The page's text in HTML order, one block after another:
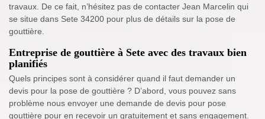
travaux. De ce fait, n’hésitez pas de contacter Jean Marcelin qui
se situe dans Sete 34200 pour plus de détails sur la pose de
gouttière.
Entreprise de gouttière à Sete avec des travaux bien
planifiés
Quels principes sont à considérer quand il faut demander un
devis pour la pose de gouttière ? D’abord, vous pouvez sans
problème nous envoyer une demande de devis pour pose
gouttière pour en recevoir un gratuitement et sans engagement.